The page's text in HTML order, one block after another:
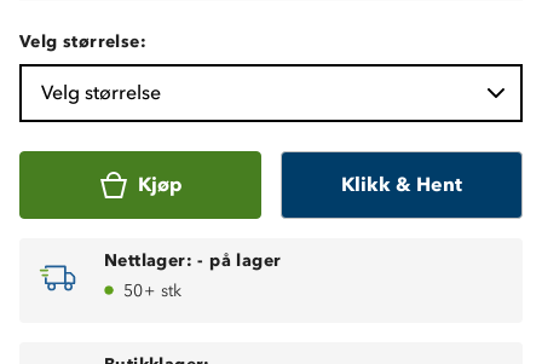
Velg størrelse:
Velg størrelse
Kjøp Klikk & Hent
Nettlager: - på lager
50+ stk